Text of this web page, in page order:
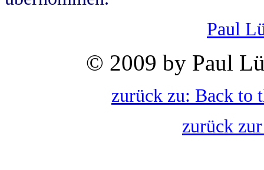
Paul
© 2009 by Paul
zurück zu: Back to
zurück